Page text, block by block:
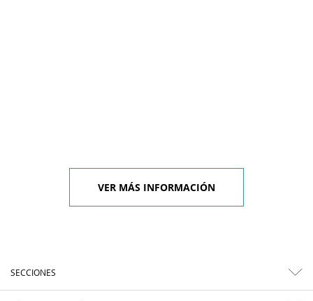
VER MÁS INFORMACIÓN
SECCIONES